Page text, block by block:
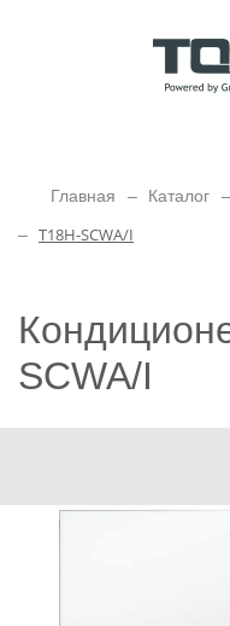
Главная Каталог
T18H-SCWA/I
SCWA/I